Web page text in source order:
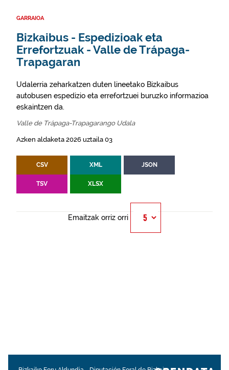
GARRAIOA
Bizkaibus - Espedizioak eta
Errefortzuak - Valle de Trápaga-
Trapagaran
Udalerria zeharkatzen duten lineetako Bizkaibus
autobusen espedizio eta errefortzuei buruzko informazioa
eskaintzen da.
Valle de Trápaga-Trapagarango Udala
Azken aldaketa 2026 uztaila 03
CSV XML JSON
TSV XLSX
Emaitzak orriz orri